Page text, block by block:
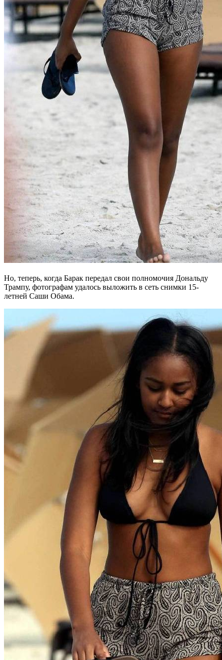
Но, теперь, когда Барак передал свои полномочия Дональду
Трампу, фотографам удалось выложить в сеть снимки 15-
летней Саши Обама.